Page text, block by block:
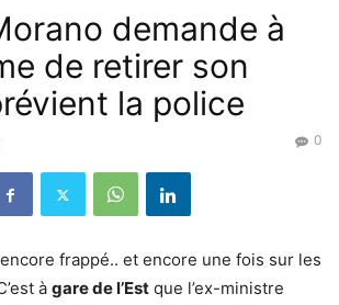
demande à
de retirer son
la police
0
frappé.. et encore une fois sur les
à gare de l’Est que l’ex-ministre